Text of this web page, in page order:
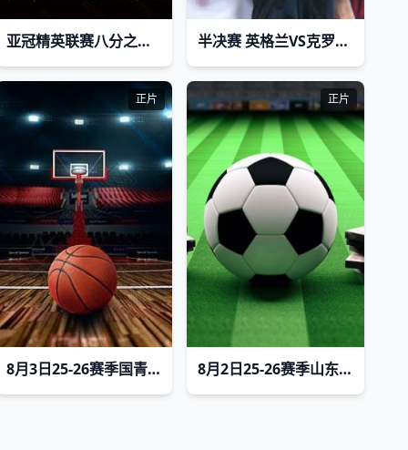
亚冠精英联赛八分之一决赛：广岛三箭VS柔佛新山20260311 半决赛 英格兰VS克罗地亚
正片
8月3日25-26赛季国青男篮热身赛 加拿大大卫安篮球学院VS澳大利亚纽纳华丁闪电队
正片
8月2日25-26赛季山东齐鲁足球超级联赛 济南队VS威海文旅集团队